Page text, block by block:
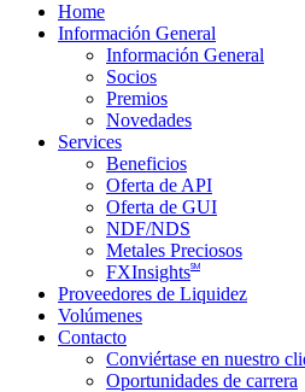
Home
Información General
Información General
Socios
Premios
Novedades
Services
Beneficios
Oferta de API
Oferta de GUI
NDF/NDS
Metales Preciosos
FXInsightsSM
Proveedores de Liquidez
Volúmenes
Contacto
Conviértase en nuestro
Oportunidades de carrera